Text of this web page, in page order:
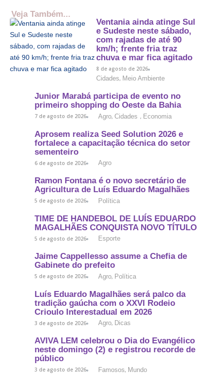
Veja Também...
Ventania ainda atinge Sul
e Sudeste neste sábado,
com rajadas de até 90
km/h; frente fria traz
chuva e mar fica agitado
8 de agosto de 2026
Cidades, Meio Ambiente
Junior Marabá participa de evento no
primeiro shopping do Oeste da Bahia
7 de agosto de 2026 Agro, Cidades , Economia
Aprosem realiza Seed Solution 2026 e
fortalece a capacitação técnica do setor
sementeiro
6 de agosto de 2026 Agro
Ramon Fontana é o novo secretário de
Agricultura de Luís Eduardo Magalhães
5 de agosto de 2026 Política
TIME DE HANDEBOL DE LUÍS EDUARDO
MAGALHÃES CONQUISTA NOVO TÍTULO
5 de agosto de 2026 Esporte
Jaime Cappellesso assume a Chefia de
Gabinete do prefeito
5 de agosto de 2026 Agro, Política
Luís Eduardo Magalhães será palco da
tradição gaúcha com o XXVI Rodeio
Crioulo Interestadual em 2026
3 de agosto de 2026 Agro, Dicas
AVIVA LEM celebrou o Dia do Evangélico
neste domingo (2) e registrou recorde de
público
3 de agosto de 2026 Famosos, Mundo